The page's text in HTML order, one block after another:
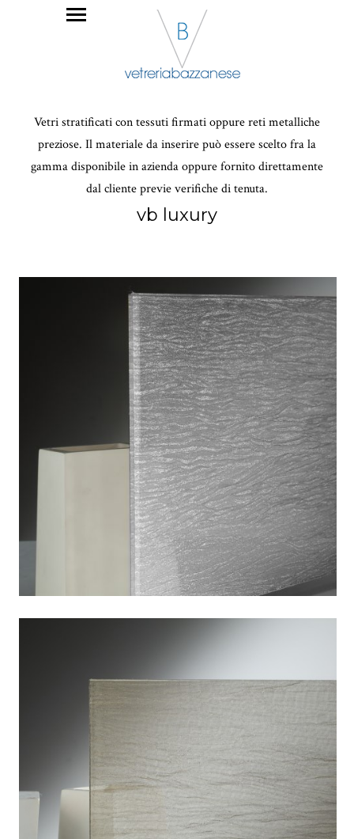
Vetri stratificati con tessuti firmati oppure reti metalliche
preziose. Il materiale da inserire può essere scelto fra la
gamma disponibile in azienda oppure fornito direttamente
dal cliente previe verifiche di tenuta.
vb luxury